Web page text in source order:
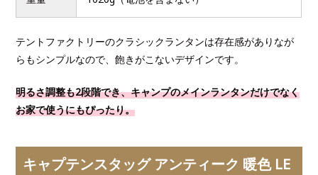
テントファクトリーのクラシックランタンは存在感がありなが
らもシンプルなので、飽きがこないデザインです。
明るさ調整も2段階でき、キャンプのメインランタンだけでなく
お家で使うにもぴったり。
キャプテンスタッグ アンティーク 暖色 LE